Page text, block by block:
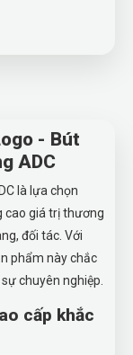
- Bút
ADC
là lựa chọn
cao giá trị thương
đối tác. Với
phẩm này chắc
chuyên nghiệp.
cấp khắc